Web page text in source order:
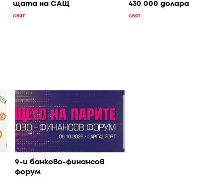
щата на САЩ
СВЯТ
430 000 долара
СВЯТ
9-и банково-финансов
форум